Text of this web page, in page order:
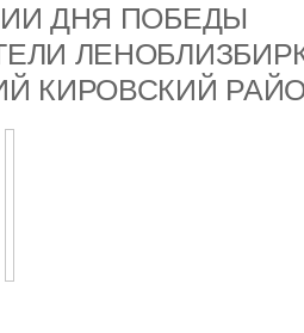
ДНЯ ПОБЕДЫ
КИРОВСКИЙ